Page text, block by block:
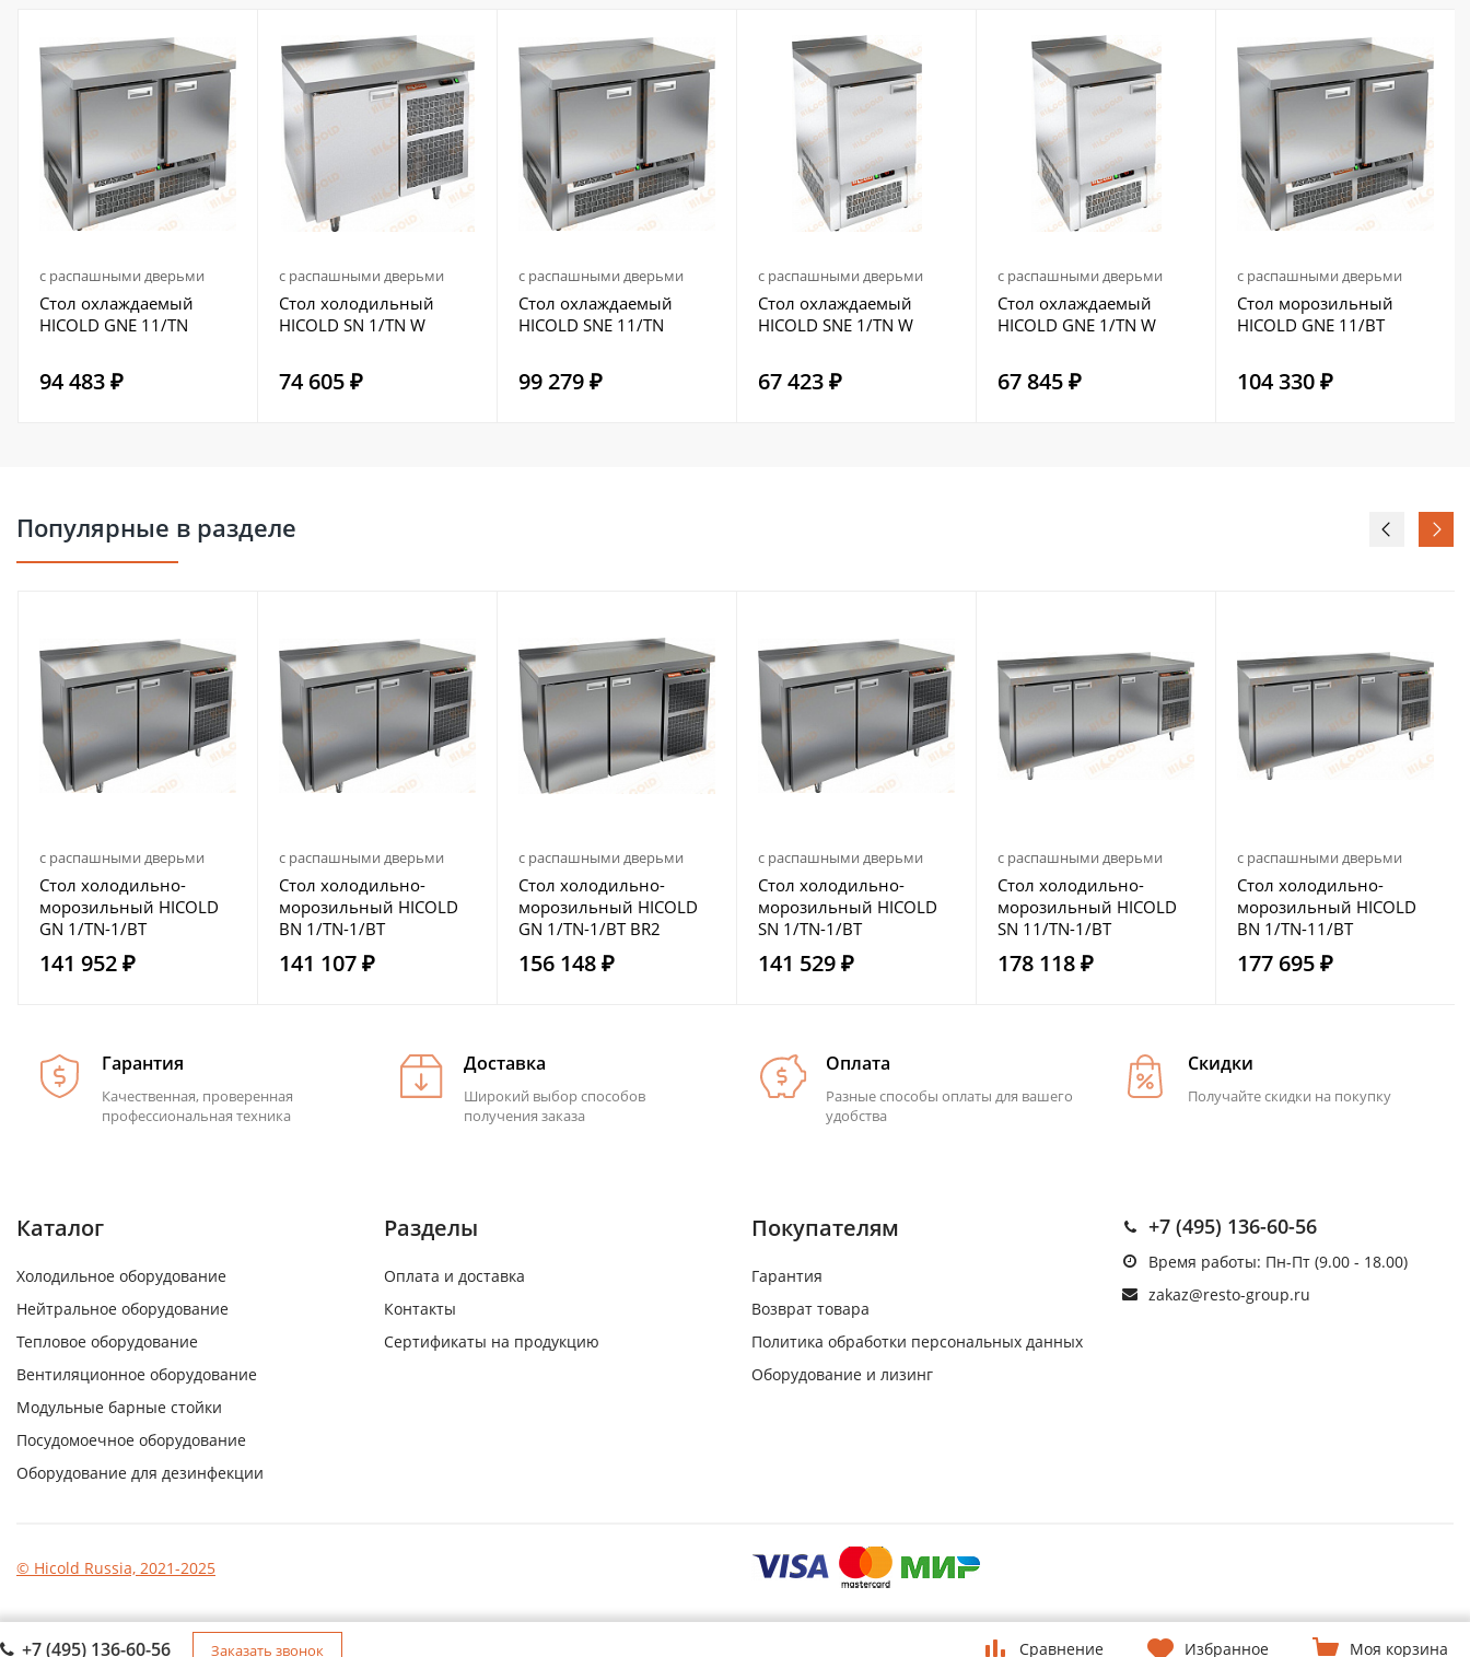
с распашными дверьми
Стол охлаждаемый
HICOLD GNE 11/TN
94 483 ₽
с распашными дверьми
Стол холодильный
HICOLD SN 1/TN W
74 605 ₽
с распашными дверьми
Стол охлаждаемый
HICOLD SNE 11/TN
99 279 ₽
с распашными дверьми
Стол охлаждаемый
HICOLD SNE 1/TN W
67 423 ₽
с распашными дверьми
Стол охлаждаемый
HICOLD GNE 1/TN W
67 845 ₽
с распашными дверьми
Стол морозильный
HICOLD GNE 11/BT
104 330 ₽
Популярные в разделе
с распашными дверьми
Стол холодильно-
морозильный HICOLD
GN 1/TN-1/BT
141 952 ₽
с распашными дверьми
Стол холодильно-
морозильный HICOLD
BN 1/TN-1/BT
141 107 ₽
с распашными дверьми
Стол холодильно-
морозильный HICOLD
GN 1/TN-1/BT BR2
156 148 ₽
с распашными дверьми
Стол холодильно-
морозильный HICOLD
SN 1/TN-1/BT
141 529 ₽
с распашными дверьми
Стол холодильно-
морозильный HICOLD
SN 11/TN-1/BT
178 118 ₽
с распашными дверьми
Стол холодильно-
морозильный HICOLD
BN 1/TN-11/BT
177 695 ₽
Гарантия
Качественная, проверенная
профессиональная техника
Доставка
Широкий выбор способов
получения заказа
Оплата
Разные способы оплаты для вашего
удобства
Скидки
Получайте скидки на покупку
Каталог
Холодильное оборудование
Нейтральное оборудование
Тепловое оборудование
Вентиляционное оборудование
Модульные барные стойки
Посудомоечное оборудование
Оборудование для дезинфекции
Разделы
Оплата и доставка
Контакты
Сертификаты на продукцию
Покупателям
Гарантия
Возврат товара
Политика обработки персональных данных
Оборудование и лизинг
+7 (495) 136-60-56
Время работы: Пн-Пт (9.00 - 18.00)
zakaz@resto-group.ru
© Hicold Russia, 2021-2025
+7 (495) 136-60-56 Заказать звонок Сравнение Избранное Моя корзина